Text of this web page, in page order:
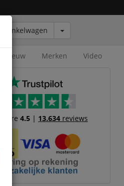
Winkelwagen
Nieuw Merken Video
4.5 | 13.634 reviews